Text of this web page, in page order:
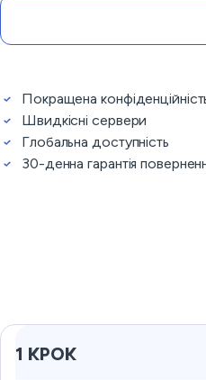
Покращена
Швидкісні сервери
Глобальна доступність
30-денна гарантія
1 КРОК